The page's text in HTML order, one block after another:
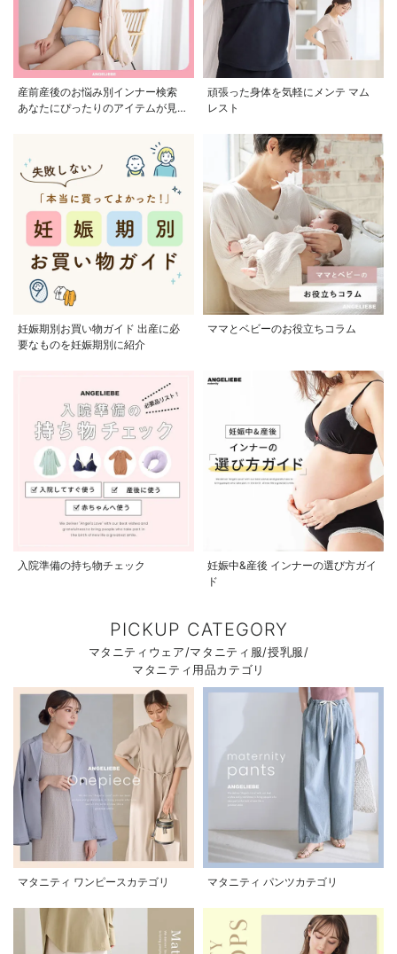
産前産後のお悩み別インナー検索
あなたにぴったりのアイテムが見つ
頑張った身体を気軽にメンテ マム
レスト
妊娠期別お買い物ガイド 出産に必
要なものを妊娠期別に紹介
ママとベビーのお役立ちコラム
入院準備の持ち物チェック
妊娠中&産後 インナーの選び方ガイ
ド
PICKUP CATEGORY
マタニティウェア/マタニティ服/授乳服/
マタニティ用品カテゴリ
マタニティ ワンピースカテゴリ マタニティ パンツカテゴリ